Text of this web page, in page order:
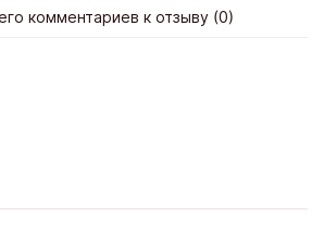
и результат будет держатся
комментариев к отзыву (0)